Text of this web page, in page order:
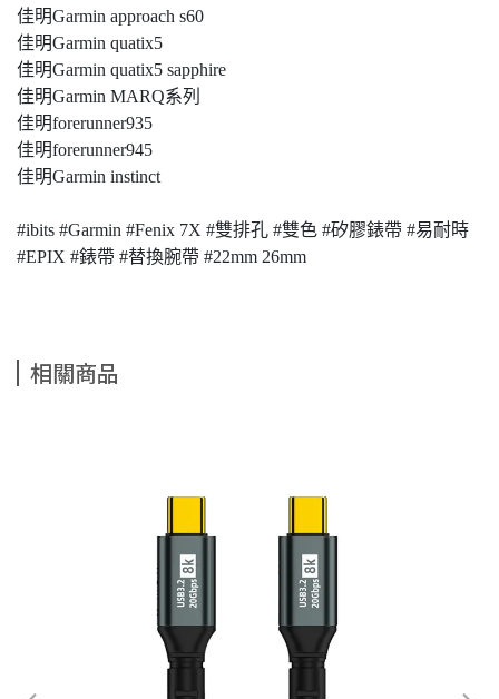
佳明Garmin approach s60
佳明Garmin quatix5
佳明Garmin quatix5 sapphire
佳明Garmin MARQ系列
佳明forerunner935
佳明forerunner945
佳明Garmin instinct
#ibits #Garmin #Fenix 7X #雙排孔 #雙色 #矽膠錶帶 #易耐時
#EPIX #錶帶 #替換腕帶 #22mm 26mm
相關商品